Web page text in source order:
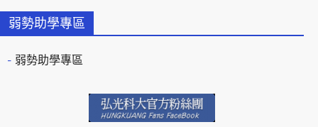
弱勢助學專區
弱勢助學專區